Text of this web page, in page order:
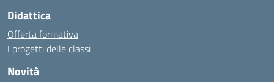
Didattica
Offerta formativa
I progetti delle classi
Novità